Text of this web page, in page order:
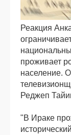
Реакция
проживает
население.
Реджеп
"В Ираке